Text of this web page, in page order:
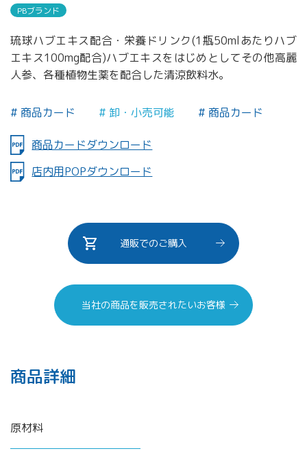
PBブランド
琉球ハブエキス配合・栄養ドリンク(1瓶50mlあたりハブ
エキス100mg配合)ハブエキスをはじめとしてその他高麗
人参、各種植物生薬を配合した清涼飲料水。
商品カード 卸・小売可能 商品カード
商品カードダウンロード
店内用POPダウンロード
通販でのご購入
当社の商品を販売されたいお客様
商品詳細
原材料